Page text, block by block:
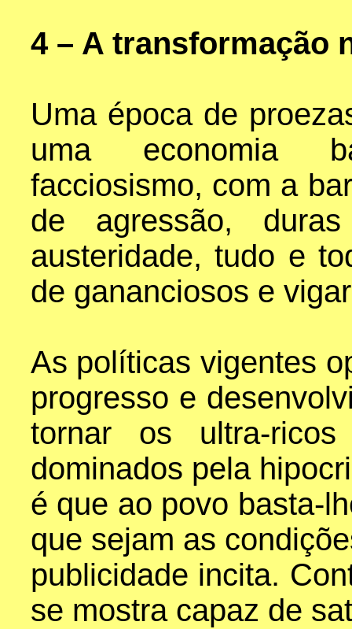
4 – A transformação
Uma época de
uma economia
facciosismo, com a
de agressão,
austeridade, tudo e
de gananciosos e
As políticas vigentes
progresso e
tornar os ultra-
dominados pela
é que ao povo basta-
que sejam as
publicidade incita.
se mostra capaz de